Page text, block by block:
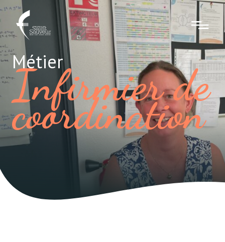
Métier
Infirmier de
coordination